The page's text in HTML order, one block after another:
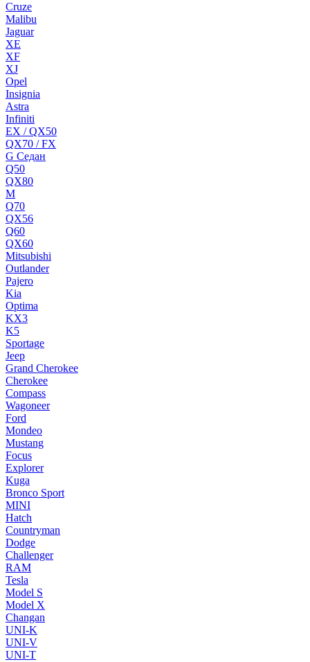
Cruze
Malibu
Jaguar
XE
XF
XJ
Opel
Insignia
Astra
Infiniti
EX / QX50
QX70 / FX
G Cедан
Q50
QX80
M
Q70
QX56
Q60
QX60
Mitsubishi
Outlander
Pajero
Kia
Optima
KX3
K5
Sportage
Jeep
Grand Cherokee
Cherokee
Compass
Wagoneer
Ford
Mondeo
Mustang
Focus
Explorer
Kuga
Bronco Sport
MINI
Hatch
Countryman
Dodge
Challenger
RAM
Tesla
Model S
Model X
Changan
UNI-K
UNI-V
UNI-T